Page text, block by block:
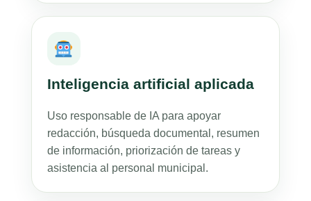
Inteligencia artificial aplicada
Uso responsable de IA para apoyar
redacción, búsqueda documental, resumen
de información, priorización de tareas y
asistencia al personal municipal.